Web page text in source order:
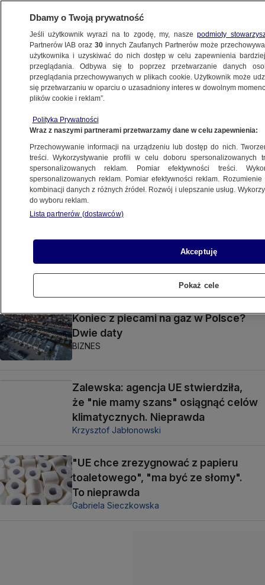
FIT FOR 55
Premier: dziś to się stało
BIZNES
Morawiecki o tym, jak "skutecznie
blokowali" Zielony Ład. Dwa razy
nieprawda
Michał Istel
Garstka krajów wypełniła obowiązek.
Polska w niechlubnym gronie
BIZNES
Koniec z piecami na gaz w Polsce?
Dwie daty
BIZNES
Zalewska: agencja UE stwierdziła,
że "nie mamy szans" osiągnąć celów
klimatycznych. Nieprawda
Krzysztof Jabłonowski
"UE chce zrezygnować z papieru
toaletowego", "ma być ze słomy".
To nieprawda
Gabriela Sieczkowska
Dbamy o Twoją prywatność
Jeśli użytkownik wyrazi na to zgodę, my, naszepodmioty
Partnerów IAB oraz30 innych Zaufanych Partnerów może
użytkownika i uzyskiwać do nich dostęp w celu zapewnienia
przeglądania. Odbywa się to poprzez przetwarzanie danych
przeglądania przechowywanych w plikach cookie. Użytkownik może
się przetwarzaniu w oparciu o uzasadniony interes w dowolnym
plików cookie i reklam”.
Polityka Prywatności
Wraz z naszymi partnerami przetwarzamy dane w celu zapewnienia:
Przechowywanie informacji na urządzeniu lub dostęp do nich.
treści. Wykorzystywanie profili w celu doboru spersonalizowanych
spersonalizowanych reklam. Pomiar efektywności treści.
spersonalizowanych reklam. Pomiar efektywności reklam.
kombinacji danych z różnych źródeł. Rozwój i ulepszanie usług.
do wyboru reklam.
Lista partnerów (dostawców)
Akceptuję
Pokaż cele